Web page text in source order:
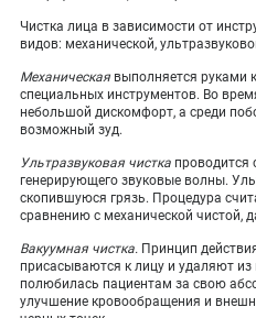
Чистка лица в зависимости от
видов: механической,
Механическая выполняется руками
специальных инструментов. Во
небольшой дискомфорт, а среди
возможный зуд.
Ультразвуковая чистка проводится
генерирующего звуковые волны.
скопившуюся грязь. Процедура
сравнению с механической чистой,
Вакуумная чистка. Принцип
присасываются к лицу и удаляют
полюбилась пациентам за свою
улучшение кровообращения и